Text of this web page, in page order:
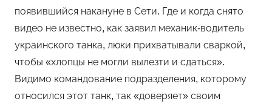
появившийся накануне в Сети. Где и когда снято
видео не известно, как заявил механик-водитель
украинского танка, люки прихватывали сваркой,
чтобы «хлопцы не могли вылезти и сдаться».
Видимо командование подразделения, которому
относился этот танк, так «доверяет» своим